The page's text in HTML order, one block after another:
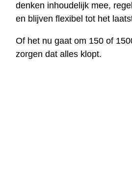
denken inhoudelijk mee,
en blijven flexibel tot het
Of het nu gaat om 150 of
zorgen dat alles klopt.